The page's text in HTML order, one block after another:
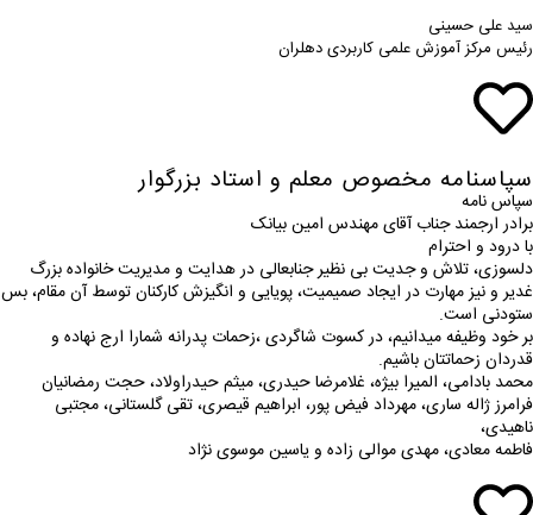
سید علی حسینی
رئیس مرکز آموزش علمی کاربردی دهلران
سپاسنامه مخصوص معلم و استاد بزرگوار
سپاس نامه
برادر ارجمند جناب آقای مهندس امین بیانک
با درود و احترام
دلسوزی، تلاش و جدیت بی نظیر جنابعالی در هدایت و مدیریت خانواده بزرگ
غدیر و نیز مهارت در ایجاد صمیمیت، پویایی و انگیزش کارکنان توسط آن مقام، بس
ستودنی است.
بر خود وظیفه میدانیم، در کسوت شاگردی ،زحمات پدرانه شمارا ارج نهاده و
قدردان زحماتتان باشیم.
محمد بادامی، المیرا بیژه، غلامرضا حیدری، میثم حیدراولاد، حجت رمضانیان
فرامرز ژاله ساری، مهرداد فیض پور، ابراهیم قیصری، تقی گلستانی، مجتبی
ناهیدی،
فاطمه معادی، مهدی موالی زاده و یاسین موسوی نژاد